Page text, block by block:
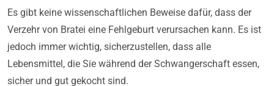
Es gibt keine wissenschaftlichen Beweise dafür, dass der
Verzehr von Bratei eine Fehlgeburt verursachen kann. Es ist
jedoch immer wichtig, sicherzustellen, dass alle
Lebensmittel, die Sie während der Schwangerschaft essen,
sicher und gut gekocht sind.